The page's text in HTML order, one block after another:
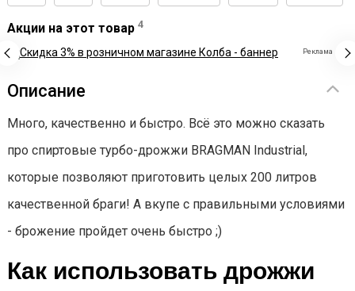
Акции на этот товар 4
Реклама
Описание
Много, качественно и быстро. Всё это можно сказать
про спиртовые турбо-дрожжи BRAGMAN Industrial,
которые позволяют приготовить целых 200 литров
качественной браги! А вкупе с правильными условиями
- брожение пройдет очень быстро ;)
Как использовать дрожжи